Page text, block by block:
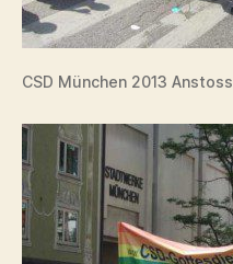
CSD München 2013 Anstoss